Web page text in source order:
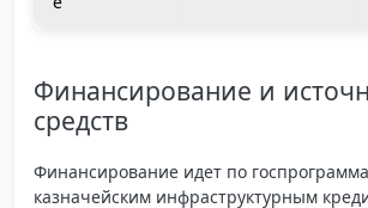
Финансирование и
средств
Финансирование идет по
казначейским инфраструктурным